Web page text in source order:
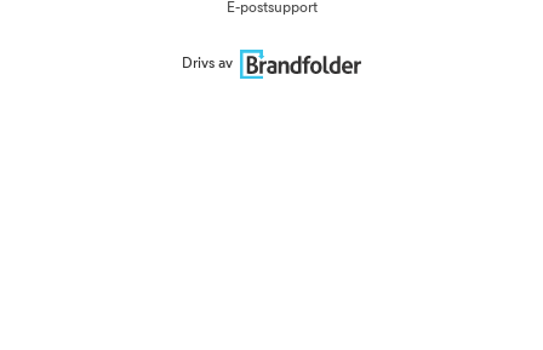
E-postsupport
Drivs av